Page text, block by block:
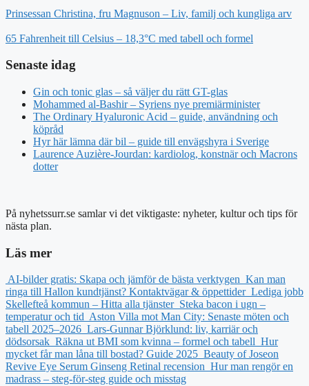
Prinsessan Christina, fru Magnuson – Liv, familj och kungliga arv
65 Fahrenheit till Celsius – 18,3°C med tabell och formel
Senaste idag
Gin och tonic glas – så väljer du rätt GT-glas
Mohammed al-Bashir – Syriens nye premiärminister
The Ordinary Hyaluronic Acid – guide, användning och
köpråd
Hyr här lämna där bil – guide till envägshyra i Sverige
Laurence Auzière-Jourdan: kardiolog, konstnär och Macrons
dotter
På nyhetssurr.se samlar vi det viktigaste: nyheter, kultur och tips för
nästa plan.
Läs mer
AI-bilder gratis: Skapa och jämför de bästa verktygen Kan man
ringa till Hallon kundtjänst? Kontaktvägar & öppettider Lediga jobb
Skellefteå kommun – Hitta alla tjänster Steka bacon i ugn –
temperatur och tid Aston Villa mot Man City: Senaste möten och
tabell 2025–2026 Lars-Gunnar Björklund: liv, karriär och
dödsorsak Räkna ut BMI som kvinna – formel och tabell Hur
mycket får man låna till bostad? Guide 2025 Beauty of Joseon
Revive Eye Serum Ginseng Retinal recension Hur man rengör en
madrass – steg-för-steg guide och misstag